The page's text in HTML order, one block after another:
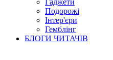
Гаджети
Подорожі
Інтер'єри
Гемблінг
БЛОГИ ЧИТАЧІВ